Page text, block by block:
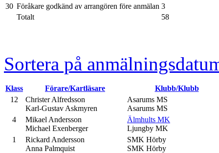
30 Föråkare godkänd av arrangören före anmälan 3
Totalt
58
Sortera på
Klass Förare/Kartläsare
Klubb/Klubb
12
Christer Alfredsson
Karl-Gustav Askmyren
Asarums MS
Asarums MS
4
Mikael Andersson
Michael Exenberger
Älmhults MK
Ljungby MK
1
Rickard Andersson
Anna Palmquist
SMK Hörby
SMK Hörby